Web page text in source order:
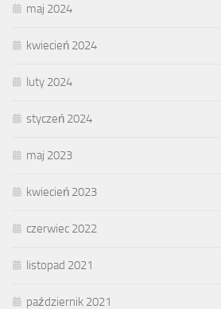
maj 2024
kwiecień 2024
luty 2024
styczeń 2024
maj 2023
kwiecień 2023
czerwiec 2022
listopad 2021
październik 2021